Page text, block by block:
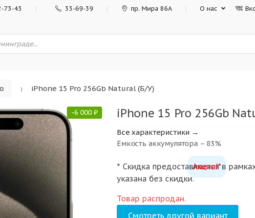
73-43 33-69-39 пр. Мира 86А О нас
iPhone 15 Pro 256Gb Natural (Б/У)
-6 000 ₽ iPhone 15 Pro 256Gb
Все характеристики →
Ёмкость аккумулятора – 83%
Акция!*
* Скидка предоставляется в
указана без скидки.
Товар распродан.
Смотреть другой вариант